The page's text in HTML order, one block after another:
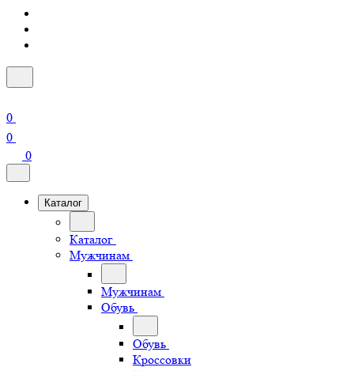
0
0
0
Каталог
Каталог
Мужчинам
Мужчинам
Обувь
Обувь
Кроссовки